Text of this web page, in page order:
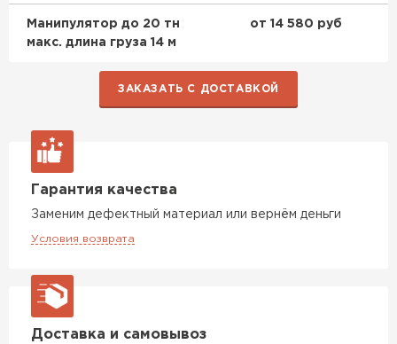
Манипулятор до 20 тн
макс. длина груза 14 м
от 14 580 руб
ЗАКАЗАТЬ С ДОСТАВКОЙ
Гарантия качества
Заменим дефектный материал или вернём деньги
Условия возврата
Доставка и самовывоз